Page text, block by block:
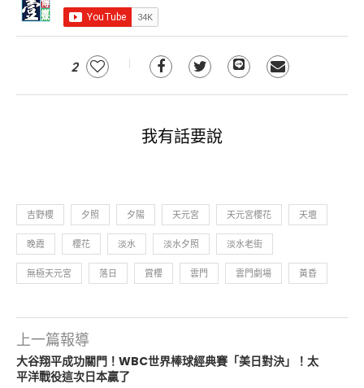
2
我有話要說
吉野櫻 夕照 夕陽 天元宮 天元宮櫻花 天壇
晚霞 櫻花 淡水 淡水夕照 淡水老街
無極天元宮 落日 賞櫻 雲門 雲門劇場 黃昏
上一篇報導
大谷翔平成功關門！WBC世界棒球經典賽「美日對決」！太
平洋戰役這次日本贏了